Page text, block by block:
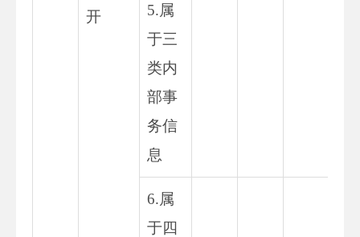
开
5.属
于三
类内
部事
务信
息
6.属
于四